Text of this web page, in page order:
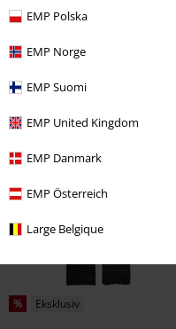
EMP Polska
EMP Norge
EMP Suomi
EMP United Kingdom
EMP Danmark
EMP Österreich
Large Belgique
Fra
Ladies Modal Culotte
Classics
% Eksklusiv